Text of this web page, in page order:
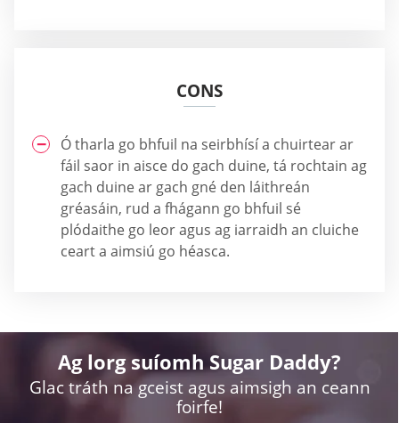
CONS
Ó tharla go bhfuil na seirbhísí a chuirtear ar
fáil saor in aisce do gach duine, tá rochtain ag
gach duine ar gach gné den láithreán
gréasáin, rud a fhágann go bhfuil sé
plódaithe go leor agus ag iarraidh an cluiche
ceart a aimsiú go héasca.
Ag lorg suíomh Sugar Daddy?
Glac tráth na gceist agus aimsigh an ceann
foirfe!